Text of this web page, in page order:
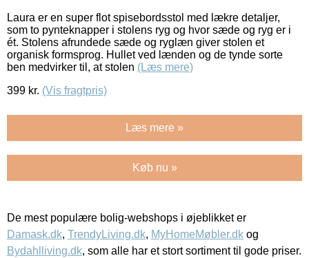
Laura er en super flot spisebordsstol med lækre detaljer,
som to pynteknapper i stolens ryg og hvor sæde og ryg er i
ét. Stolens afrundede sæde og ryglæn giver stolen et
organisk formsprog. Hullet ved lænden og de tynde sorte
ben medvirker til, at stolen (Læs mere)
399 kr. (Vis fragtpris)
Læs mere »
Køb nu »
De mest populære bolig-webshops i øjeblikket er
Damask.dk, TrendyLiving.dk, MyHomeMøbler.dk og
Bydahlliving.dk, som alle har et stort sortiment til gode priser.